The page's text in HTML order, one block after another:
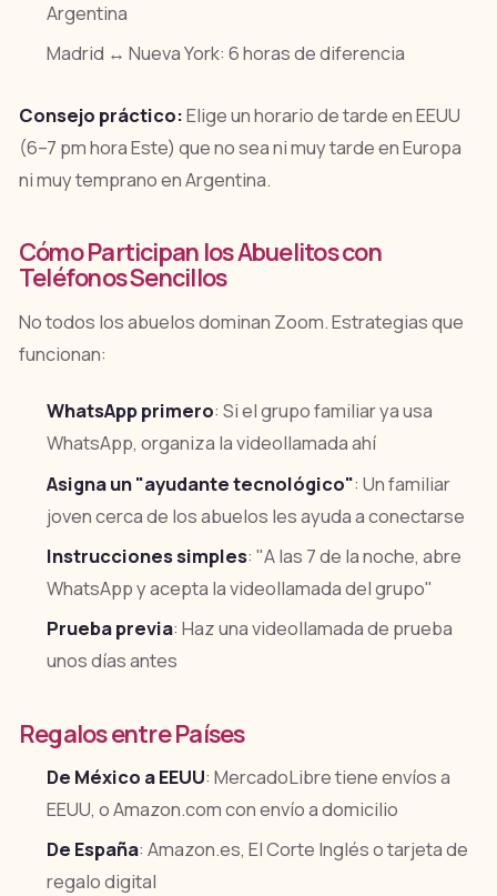
Argentina
Madrid ↔ Nueva York: 6 horas de diferencia
Consejo práctico:Elige un horario de tarde en EEUU
(6–7 pm hora Este) que no sea ni muy tarde en Europa
ni muy temprano en Argentina.
Cómo Participan los Abuelitos con
Teléfonos Sencillos
No todos los abuelos dominan Zoom. Estrategias que
funcionan:
WhatsApp primero: Si el grupo familiar ya usa
WhatsApp, organiza la videollamada ahí
Asigna un "ayudante tecnológico": Un familiar
joven cerca de los abuelos les ayuda a conectarse
Instrucciones simples: "A las 7 de la noche, abre
WhatsApp y acepta la videollamada del grupo"
Prueba previa: Haz una videollamada de prueba
unos días antes
Regalos entre Países
De México a EEUU: MercadoLibre tiene envíos a
EEUU, o Amazon.com con envío a domicilio
De España: Amazon.es, El Corte Inglés o tarjeta de
regalo digital